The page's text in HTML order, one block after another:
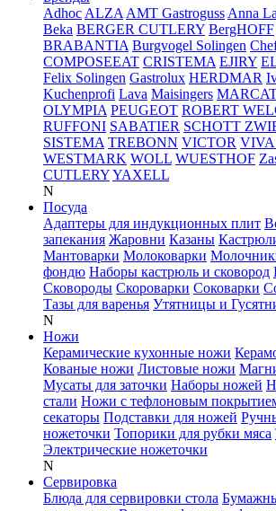
Adhoc ALZA AMT Gastroguss Anna
Beka BERGER CUTLERY BergHOFF
BRABANTIA Burgvogel Solingen
COMPOSEEAT CRISTEMA EJIRY
Felix Solingen Gastrolux HERDMAR
Kuchenprofi Lava Maisingers
OLYMPIA PEUGEOT ROBERT
RUFFONI SABATIER SCHOTT
SISTEMA TREBONN VICTOR VIVA
WESTMARK WOLL WUESTHOF
CUTLERYYAXELL
N
Посуда
Адаптеры для индукционных плит
запекания Жаровни Казаны
Мантоварки Молоковарки
фондю Наборы кастрюль и сковород
Сковороды Скороварки Соковарки
Тазы для варенья Утятницы и
N
Ножи
Керамические кухонные ножи
Кованые ножи Листовые ножи
Мусаты для заточки Наборы ножей
стали Ножи с тефлоновым
секаторы Подставки для ножей
ножеточки Топорики для рубки мяса
Электрические ножеточки
N
Сервировка
Блюда для сервировки стола